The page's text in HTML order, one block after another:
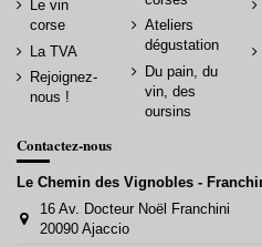
Le vin
corse
La TVA
Rejoignez-
nous !
Ateliers
dégustation
Du pain, du
vin, des
oursins
Contactez-nous
Le Chemin des Vignobles -
16 Av. Docteur Noël Franchini
20090 Ajaccio